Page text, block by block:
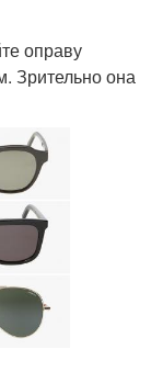
оправу
Зрительно она